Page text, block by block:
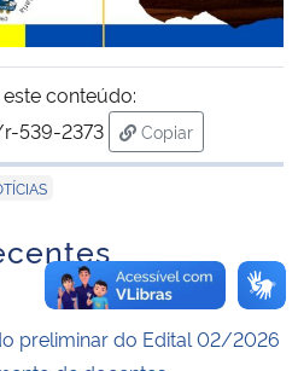
conteúdo:
539-2373
Copiar
para área de
preliminar do Edital 02/2026